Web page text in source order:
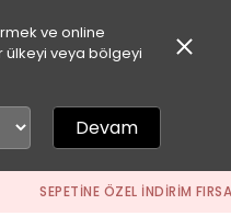
ve online
ülkeyi veya bölgeyi
Devam
KAÇIRMA